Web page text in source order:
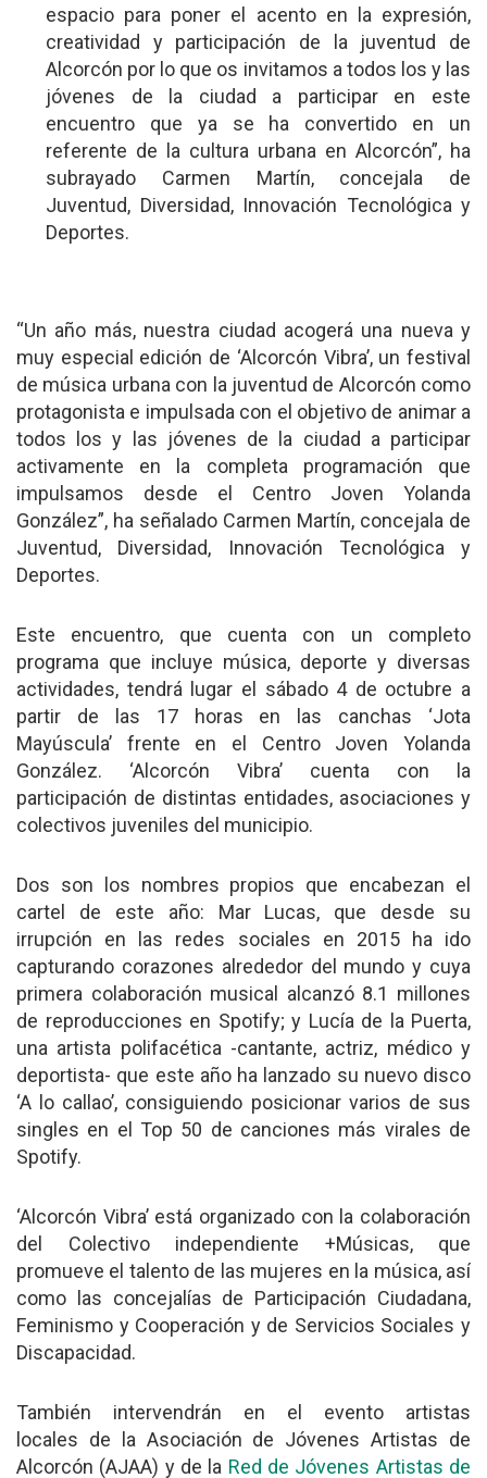
espacio para poner el acento en la expresión,
creatividad y participación de la juventud de
Alcorcón por lo que os invitamos a todos los y las
jóvenes de la ciudad a participar en este
encuentro que ya se ha convertido en un
referente de la cultura urbana en Alcorcón”, ha
subrayado Carmen Martín, concejala de
Juventud, Diversidad, Innovación Tecnológica y
Deportes.
“Un año más, nuestra ciudad acogerá una nueva y
muy especial edición de ‘Alcorcón Vibra’, un festival
de música urbana con la juventud de Alcorcón como
protagonista e impulsada con el objetivo de animar a
todos los y las jóvenes de la ciudad a participar
activamente en la completa programación que
impulsamos desde el Centro Joven Yolanda
González”, ha señalado Carmen Martín, concejala de
Juventud, Diversidad, Innovación Tecnológica y
Deportes.
Este encuentro, que cuenta con un completo
programa que incluye música, deporte y diversas
actividades, tendrá lugar el sábado 4 de octubre a
partir de las 17 horas en las canchas ‘Jota
Mayúscula’ frente en el Centro Joven Yolanda
González. ‘Alcorcón Vibra’ cuenta con la
participación de distintas entidades, asociaciones y
colectivos juveniles del municipio.
Dos son los nombres propios que encabezan el
cartel de este año: Mar Lucas, que desde su
irrupción en las redes sociales en 2015 ha ido
capturando corazones alrededor del mundo y cuya
primera colaboración musical alcanzó 8.1 millones
de reproducciones en Spotify; y Lucía de la Puerta,
una artista polifacética -cantante, actriz, médico y
deportista- que este año ha lanzado su nuevo disco
‘A lo callao’, consiguiendo posicionar varios de sus
singles en el Top 50 de canciones más virales de
Spotify.
‘Alcorcón Vibra’ está organizado con la colaboración
del Colectivo independiente +Músicas, que
promueve el talento de las mujeres en la música, así
como las concejalías de Participación Ciudadana,
Feminismo y Cooperación y de Servicios Sociales y
Discapacidad.
También intervendrán en el evento artistas
locales de la Asociación de Jóvenes Artistas de
Alcorcón (AJAA) y de la Red de Jóvenes Artistas de